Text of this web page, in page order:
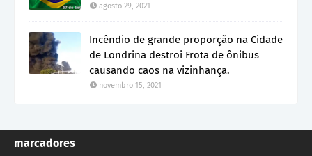
agosto 29, 2021
Incêndio de grande proporção na Cidade
de Londrina destroi Frota de ônibus
causando caos na vizinhança.
novembro 15, 2021
marcadores